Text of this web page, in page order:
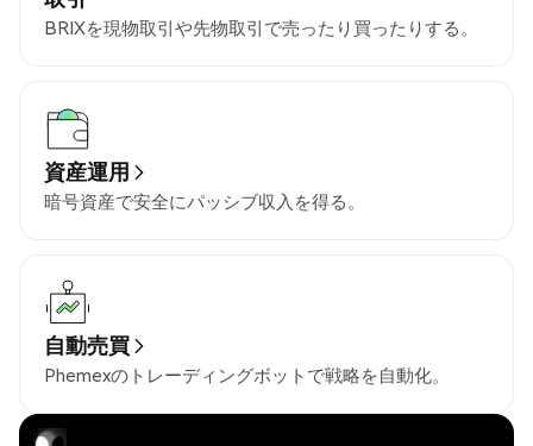
BRIXを現物取引や先物取引で売ったり買ったりする。
資産運用
暗号資産で安全にパッシブ収入を得る。
自動売買
Phemexのトレーディングボットで戦略を自動化。